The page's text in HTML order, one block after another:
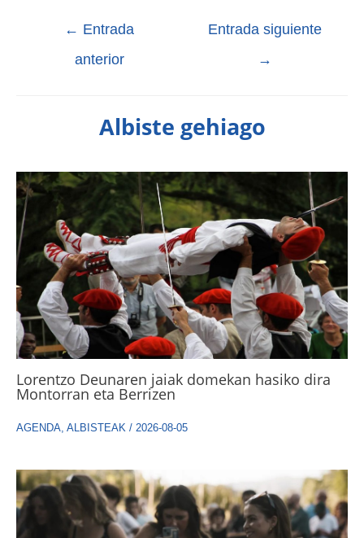
← Entrada
anterior
Entrada siguiente
→
Albiste gehiago
Lorentzo Deunaren jaiak domekan hasiko dira
Montorran eta Berrizen
AGENDA, ALBISTEAK / 2026-08-05